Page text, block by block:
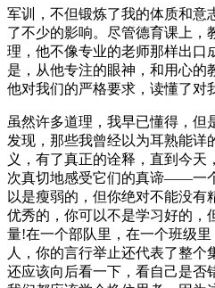
军训，不但锻炼了我的体质和意
了不少的影响。尽管德育课上，
理，他不像专业的老师那样出口
是，从他专注的眼神，和用心的
他对我们的严格要求，读懂了对
虽然许多道理，我早已懂得，但
发现，那些我曾经以为耳熟能详
义，有了真正的诠释，直到今天
次真切地感受它们的真谛——一
以是瘦弱的，但你绝对不能没有
优秀的，你可以不是学习好的，
量!在一个部队里，在一个班级
人，你的言行举止还代表了整个
还应该向后看一下，看自己是否